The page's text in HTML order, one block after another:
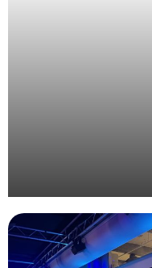
Organisation d’une